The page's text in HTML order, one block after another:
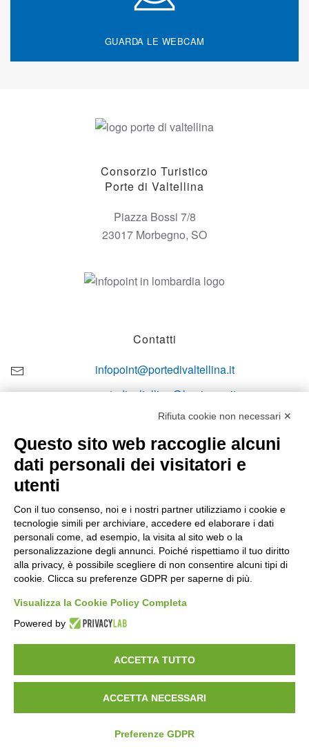
GUARDA LE WEBCAM
Consorzio Turistico
Porte di Valtellina
Piazza Bossi 7/8
23017 Morbegno, SO
Contatti
infopoint@portedivaltellina.it
portedivaltellina@lamiapec.it
+39 0342 601140
Lun-ven
08:00 – 12:10 / 14:00 – 18:10
Sabato
08:00 – 12:10
Consorzio Turistico Porte di Valtellina. All rights reserved.
Powered byNoratech
Privacy Policy Cookie Policy
Rifiuta cookie non necessari ✕
Questo sito web raccoglie alcuni
dati personali dei visitatori e
utenti
Con il tuo consenso, noi e i nostri partner utilizziamo i cookie e
tecnologie simili per archiviare, accedere ed elaborare i dati
personali come, ad esempio, la visita al sito web o la
personalizzazione degli annunci. Poiché rispettiamo il tuo diritto
alla privacy, è possibile scegliere di non consentire alcuni tipi di
cookie. Clicca su preferenze GDPR per saperne di più.
Visualizza la Cookie Policy Completa
Powered by
ACCETTA TUTTO
ACCETTA NECESSARI
Preferenze GDPR